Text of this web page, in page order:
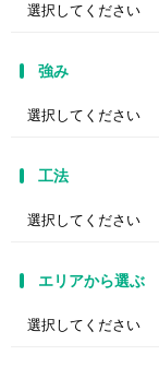
強み
工法
エリアから選ぶ